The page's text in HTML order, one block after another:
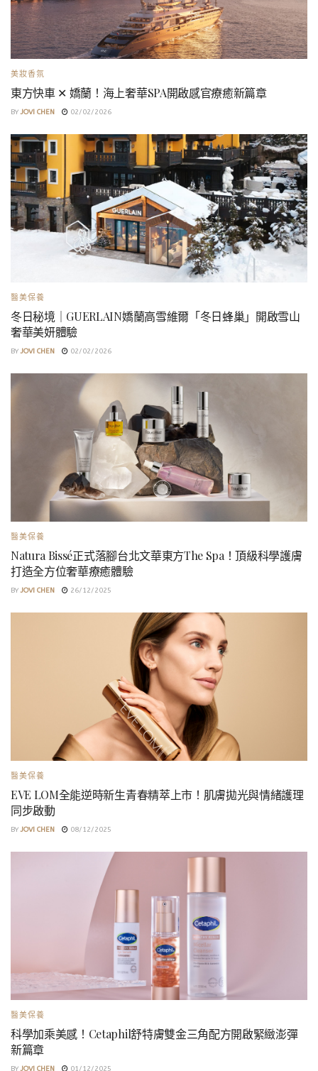
美妝香氛
東方快車 ✕ 嬌蘭！海上奢華SPA開啟感官療癒新篇章
BY JOVI CHEN 02/02/2026
醫美保養
冬日秘境｜GUERLAIN嬌蘭高雪維爾「冬日蜂巢」開啟雪山
奢華美妍體驗
BY JOVI CHEN 02/02/2026
醫美保養
Natura Bissé正式落腳台北文華東方The Spa！頂級科學護膚
打造全方位奢華療癒體驗
BY JOVI CHEN 26/12/2025
醫美保養
EVE LOM全能逆時新生青春精萃上市！肌膚拋光與情緒護理
同步啟動
BY JOVI CHEN 08/12/2025
醫美保養
科學加乘美感！Cetaphil舒特膚雙金三角配方開啟緊緻澎彈
新篇章
BY JOVI CHEN 01/12/2025